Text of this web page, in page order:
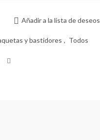
Añadir a la lista de deseos
y bastidores , Todos